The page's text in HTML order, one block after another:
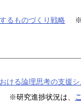
るものづくり戦略 ※
ける論理思考の支援シ
※研究進捗状況は、